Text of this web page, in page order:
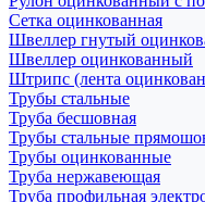
Сетка оцинкованная
Швеллер гнутый
Швеллер оцинкованный
Штрипс (лента
Трубы стальные
Труба бесшовная
Трубы стальные
Трубы оцинкованные
Труба нержавеющая
Труба профильная